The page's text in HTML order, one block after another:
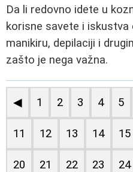
Da li redovno idete u
korisne savete i
manikiru, depilaciji i
zašto je nega važna.
◀ 1 2 3 4 5
11 12 13 14 15
20 21 22 23 24